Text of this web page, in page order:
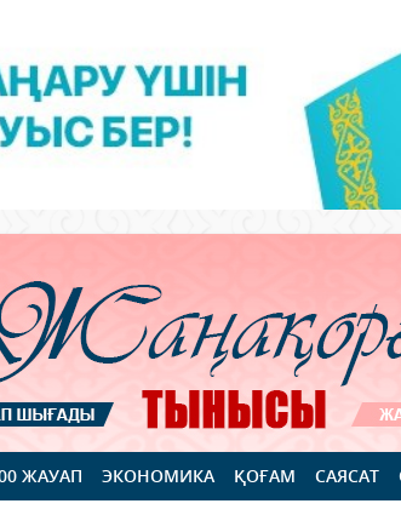
ЖАУАП ЭКОНОМИКА ҚОҒАМ САЯСАТ